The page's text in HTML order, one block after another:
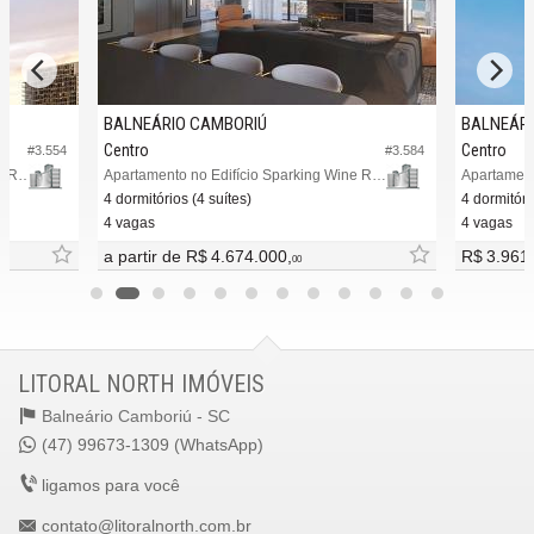
#3.554
Apartamento no Edifício Sparkling Wine Residence
#3.584
BALNEÁRIO CAMBORIÚ
Centro
Apartamento no Edifício Sparking Wine Residence
4 dormitórios (4 suítes)
4 vagas
a partir de R$ 4.674.000, 00
Centro
4
4 vagas
R$
LITORAL NORTH IMÓVEIS
Balneário Camboriú - SC
(47) 99673-1309 (WhatsApp)
ligamos para você
contato@litoralnorth.com.br